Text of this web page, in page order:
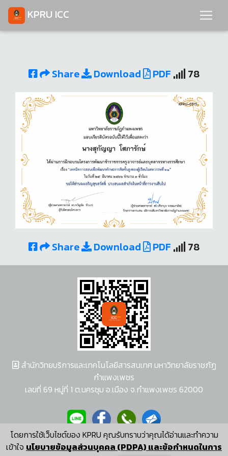
KPRU ICC
Share Download PDF 78
Share Download PDF 78
โดยการใช้เว็บไซต์ของ KPRU คุณรับทราบว่าคุณได้อ่านและทำความ
เข้าใจ นโยบายข้อมูลส่วนบุคคล (PDPA) และข้อกำหนดในการ
สำนักวิทยบริการและเทคโนโลยีสารสนเทศ มหาวิทยาลัยราชภัฏ
กำแพงเพชร
เลขที่ 69 หมู่ที่ 1 ต.นครชุม อ.เมือง จ.กำแพงเพชร 62000
ผู้พัฒนาระบบ อนุชา พวงผกา